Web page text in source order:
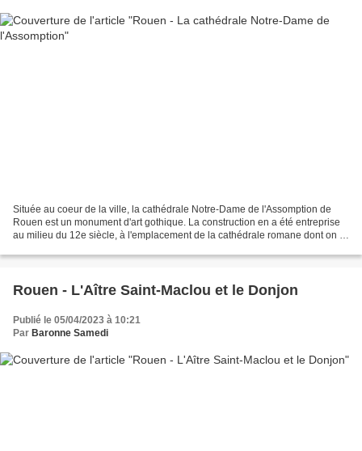
Située au coeur de la ville, la cathédrale Notre-Dame de l'Assomption de
Rouen est un monument d'art gothique. La construction en a été entreprise
au milieu du 12e siècle, à l'emplacement de la cathédrale romane dont on a
Rouen - L'Aître Saint-Maclou et le Donjon
Publié le 05/04/2023 à 10:21
Par Baronne Samedi